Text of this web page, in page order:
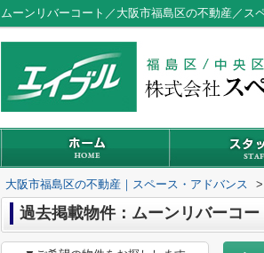
ムーンリバーコート／大阪市福島区の不動産／ス
大阪市福島区の不動産｜スペース・アドバンス >
過去掲載物件：ムーンリバーコー